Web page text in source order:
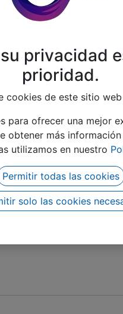
de
privacidad
prioridad.
cookies de este sitio
para ofrecer una mejor
obtener más
utilizamos en nuestro
Permitir todas las cookies
solo las cookies